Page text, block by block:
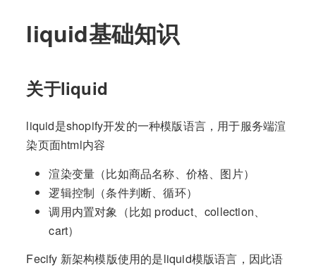
liquid基础知识
关于liquid
liquid是shopify开发的一种模版语言，用于服务端渲
染页面html内容
渲染变量（比如商品名称、价格、图片）
逻辑控制（条件判断、循环）
调用内置对象（比如 product、collection、
cart）
Fecify 新架构模版使用的是liquid模版语言，因此语